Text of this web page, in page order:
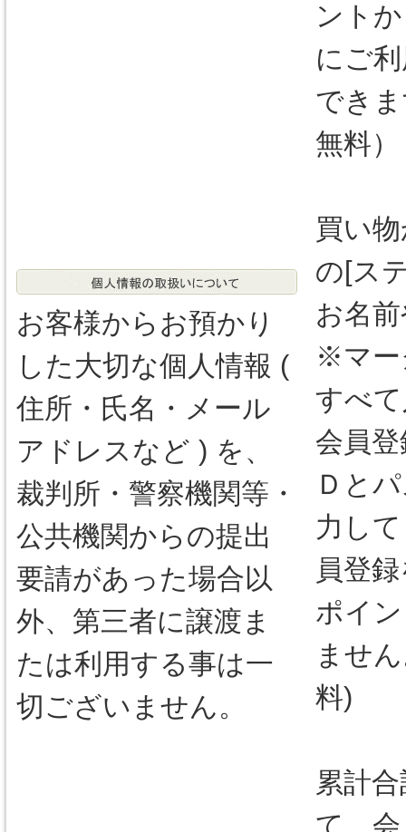
ント
にご
でき
無料）
買い
の[ス
お名
※マー
すべ
会員
Ｄと
力し
員登
ポイ
ませ
料)
累計
て、
お客様からお預かり
した大切な個人情報 (
住所・氏名・メール
アドレスなど ) を、
裁判所・警察機関等・
公共機関からの提出
要請があった場合以
外、第三者に譲渡ま
たは利用する事は一
切ございません。